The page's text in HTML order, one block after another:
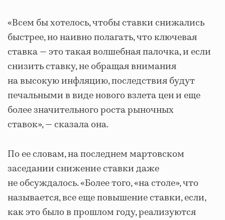
«Всем бы хотелось, чтобы ставки снижались
быстрее, но наивно полагать, что ключевая
ставка — это такая волшебная палочка, и если
снизить ставку, не обращая внимания
на высокую инфляцию, последствия будут
печальными в виде нового взлета цен и еще
более значительного роста рыночных
ставок», — сказала она.
По ее словам, на последнем мартовском
заседании снижение ставки даже
не обсуждалось. «Более того, «на столе», что
называется, все еще повышение ставки, если,
как это было в прошлом году, реализуются